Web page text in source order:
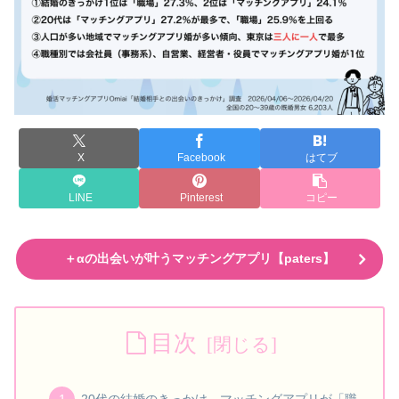
X Facebook はてブ
LINE Pinterest コピー
＋αの出会いが叶うマッチングアプリ【paters】
目次